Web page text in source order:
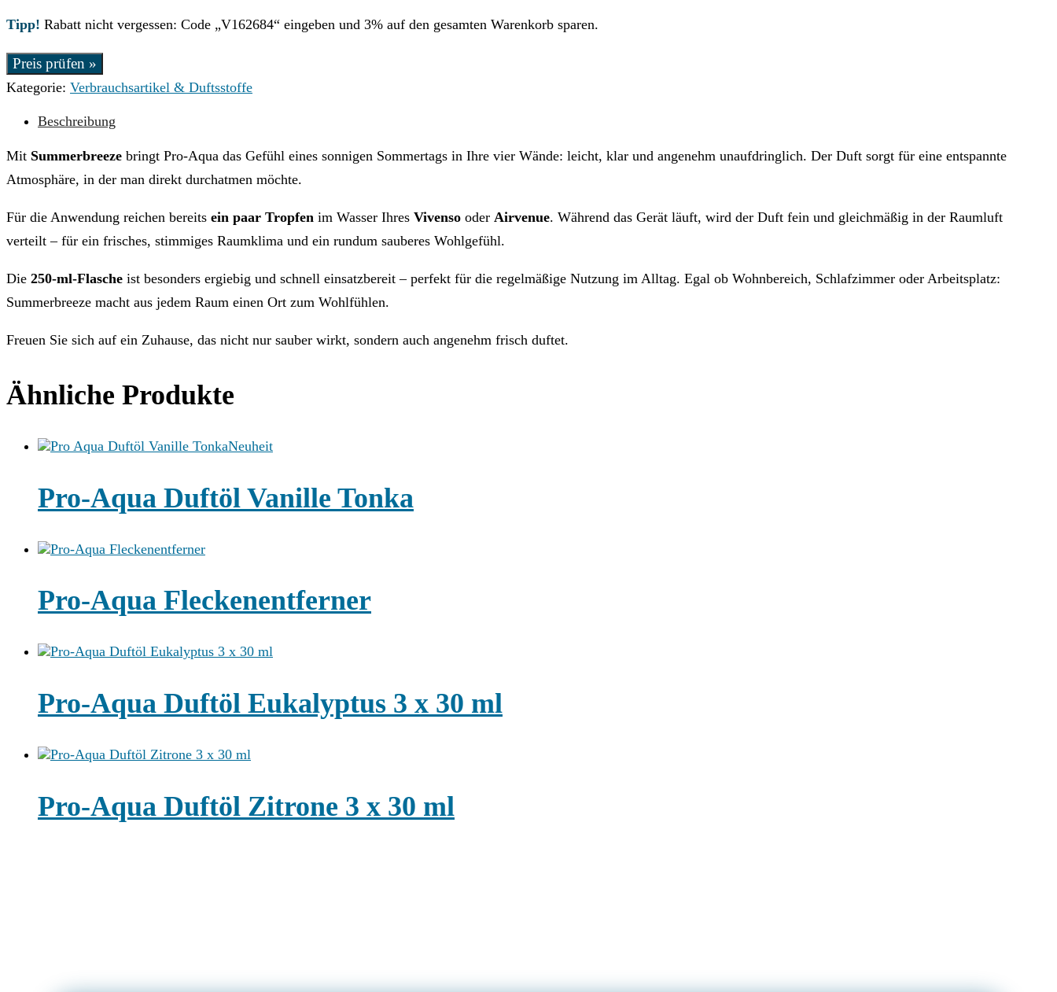
Tipp! Rabatt nicht vergessen: Code „V162684“ eingeben und 3% auf den gesamten Warenkorb sparen.
Preis prüfen »
Kategorie: Verbrauchsartikel & Duftsstoffe
Beschreibung
Mit Summerbreeze bringt Pro-Aqua das Gefühl eines sonnigen Sommertags in Ihre vier Wände: leicht, klar und angenehm unaufdringlich. Der Duft sorgt für eine entspannte
Atmosphäre, in der man direkt durchatmen möchte.
Für die Anwendung reichen bereits ein paar Tropfen im Wasser Ihres Vivenso oder Airvenue. Während das Gerät läuft, wird der Duft fein und gleichmäßig in der Raumluft
verteilt – für ein frisches, stimmiges Raumklima und ein rundum sauberes Wohlgefühl.
Die 250-ml-Flasche ist besonders ergiebig und schnell einsatzbereit – perfekt für die regelmäßige Nutzung im Alltag. Egal ob Wohnbereich, Schlafzimmer oder Arbeitsplatz:
Summerbreeze macht aus jedem Raum einen Ort zum Wohlfühlen.
Freuen Sie sich auf ein Zuhause, das nicht nur sauber wirkt, sondern auch angenehm frisch duftet.
Ähnliche Produkte
Neuheit
Pro-Aqua Duftöl Vanille Tonka
Pro-Aqua Fleckenentferner
Pro-Aqua Duftöl Eukalyptus 3 x 30 ml
Pro-Aqua Duftöl Zitrone 3 x 30 ml